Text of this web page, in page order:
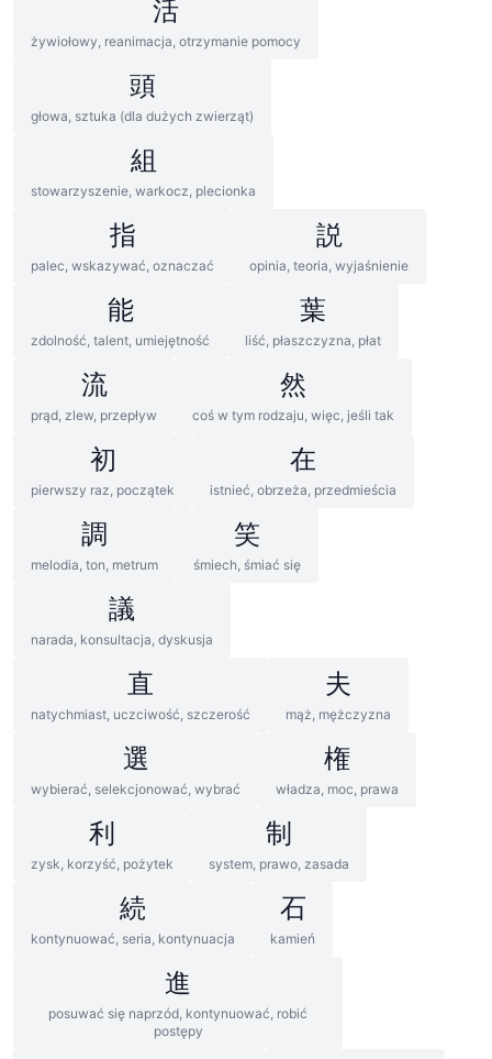
活
żywiołowy, reanimacja, otrzymanie pomocy
頭
głowa, sztuka (dla dużych zwierząt)
組
stowarzyszenie, warkocz, plecionka
指
palec, wskazywać, oznaczać
説
opinia, teoria, wyjaśnienie
能
zdolność, talent, umiejętność
葉
liść, płaszczyzna, płat
流
prąd, zlew, przepływ
然
coś w tym rodzaju, więc, jeśli tak
初
pierwszy raz, początek
在
istnieć, obrzeża, przedmieścia
調
melodia, ton, metrum
笑
śmiech, śmiać się
議
narada, konsultacja, dyskusja
直
natychmiast, uczciwość, szczerość
夫
mąż, mężczyzna
選
wybierać, selekcjonować, wybrać
権
władza, moc, prawa
利
zysk, korzyść, pożytek
制
system, prawo, zasada
続
kontynuować, seria, kontynuacja
石
kamień
進
posuwać się naprzód, kontynuować, robić
postępy